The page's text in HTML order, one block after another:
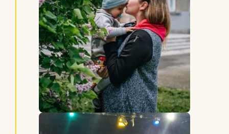
Koncertě si můžete poslechnoutzde,
věřte, že jsme zpívali pro každého z vás,
ať už jste přispěli jakoukoliv částkou.
Zbývá pár dní do konce, Oliverkovi se
daří, palce je třeba držet dál.
Děkujeme moc :-). Jste opravdu všichni
neuvěřitelní.